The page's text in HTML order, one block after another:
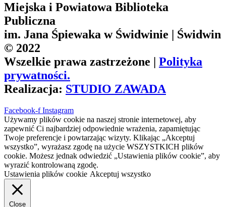
Miejska i Powiatowa Biblioteka
Publiczna
im. Jana Śpiewaka w Świdwinie | Świdwin
© 2022
Wszelkie prawa zastrzeżone | Polityka
prywatności.
Realizacja: STUDIO ZAWADA
Facebook-f Instagram
Używamy plików cookie na naszej stronie internetowej, aby
zapewnić Ci najbardziej odpowiednie wrażenia, zapamiętując
Twoje preferencje i powtarzając wizyty. Klikając „Akceptuj
wszystko”, wyrażasz zgodę na użycie WSZYSTKICH plików
cookie. Możesz jednak odwiedzić „Ustawienia plików cookie”, aby
wyrazić kontrolowaną zgodę.
Ustawienia plików cookie Akceptuj wszystko
Close